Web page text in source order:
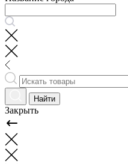
Найти
Закрыть